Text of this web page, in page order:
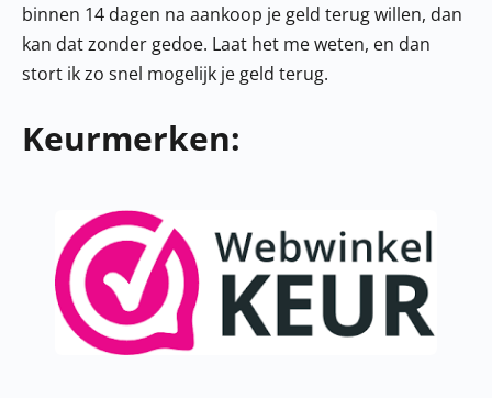
binnen 14 dagen na aankoop je geld terug willen, dan
kan dat zonder gedoe. Laat het me weten, en dan
stort ik zo snel mogelijk je geld terug.
Keurmerken: